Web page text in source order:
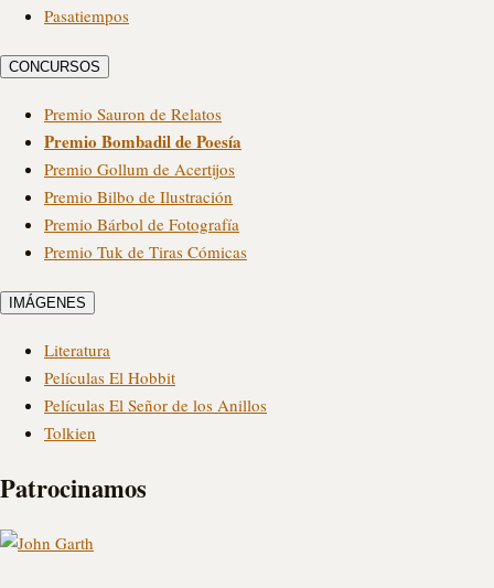
Pasatiempos
CONCURSOS
Premio Sauron de Relatos
Premio Bombadil de Poesía
Premio Gollum de Acertijos
Premio Bilbo de Ilustración
Premio Bárbol de Fotografía
Premio Tuk de Tiras Cómicas
IMÁGENES
Literatura
Películas El Hobbit
Películas El Señor de los Anillos
Tolkien
Patrocinamos